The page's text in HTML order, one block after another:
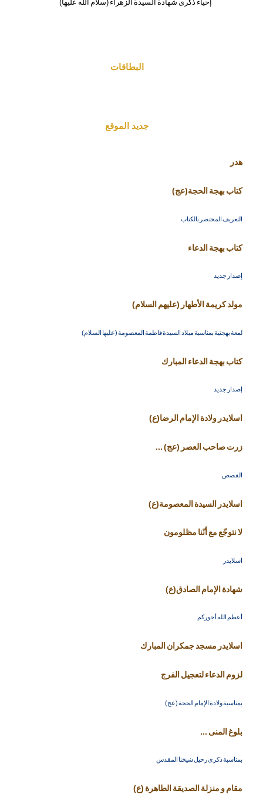
البطاقات
جديد الموقع
هدر
كتاب بهجة الحجة(عج)
التعريف المختصر بالكتاب
كتاب بهجة الدعاء
إصدار جديد
مولد كريمة الأطهار (عليهم السلام)
لمعة بهجتية بمناسبة ميلاد السيدة فاطمة المعصومة (عليها السلام)
كتاب بهجة الدعاء المبارك
إصدار جديد
اسلايدر ولادة الإمام الرضا(ع)
زرت صاحب العصر (عج) ...
القصص
اسلايدر السيدة المعصومة(ع)
لا نتوجّع مع أنّنا مظلومون
اسلايدر
شهادة الإمام الصادق(ع)
أعظم الله أجوركم
اسلايدر مسجد جمكران المبارك
لزوم الدعاء لتعجيل الفرج
بمناسبة ولادة الإمام الحجة (عج)
بلوغ المنى ...
بمناسبة ذكرى رحيل شيخنا المقدس
مقام و منزلة الصديقة الطاهرة (ع)